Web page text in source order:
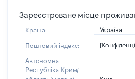
Зареєстроване місце
Країна: Україна
Поштовий індекс:
Автономна
Республіка Крим/